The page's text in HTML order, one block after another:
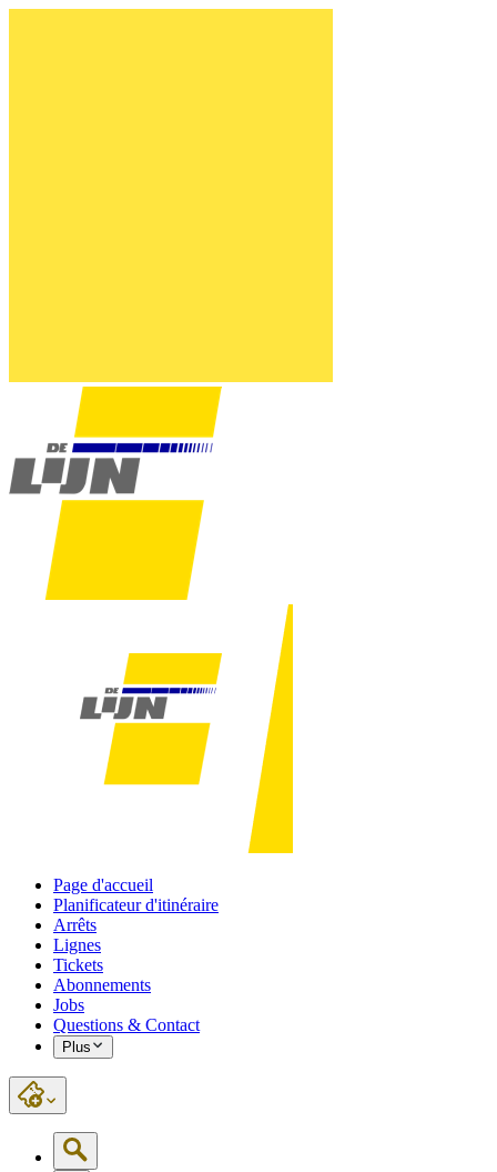
Page d'accueil
Planificateur d'itinéraire
Arrêts
Lignes
Tickets
Abonnements
Jobs
Questions & Contact
Plus